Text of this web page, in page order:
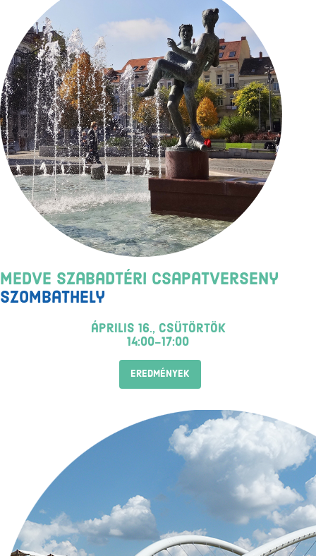
Medve Szabadtéri Csapatverseny
Szombathely
április 16., csütörtök
14:00-17:00
EREDMÉNYEK